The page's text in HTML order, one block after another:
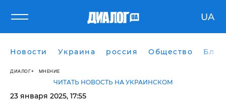
UA
Новости Украина россия Общество
ДИАЛОГ МНЕНИЕ
ЧИТАТЬ НОВОСТЬ НА УКРАИНСКОМ
23 января 2025, 17:55